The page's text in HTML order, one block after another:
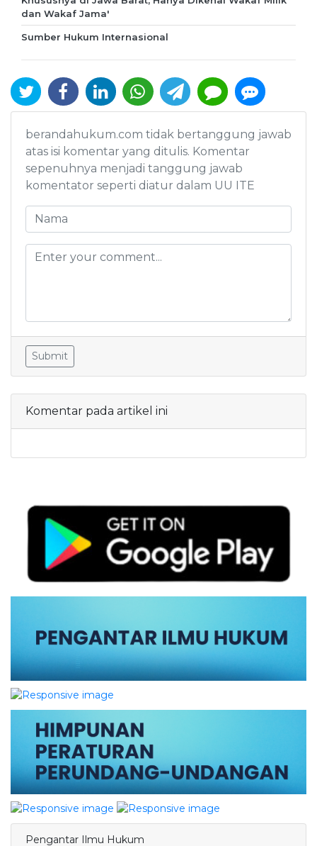
dan Wakaf Jama'
Sumber Hukum Internasional
berandahukum.com tidak bertanggung jawab
atas isi komentar yang ditulis. Komentar
sepenuhnya menjadi tanggung jawab
komentator seperti diatur dalam UU ITE
Submit
Komentar pada artikel ini
Pengantar Ilmu Hukum